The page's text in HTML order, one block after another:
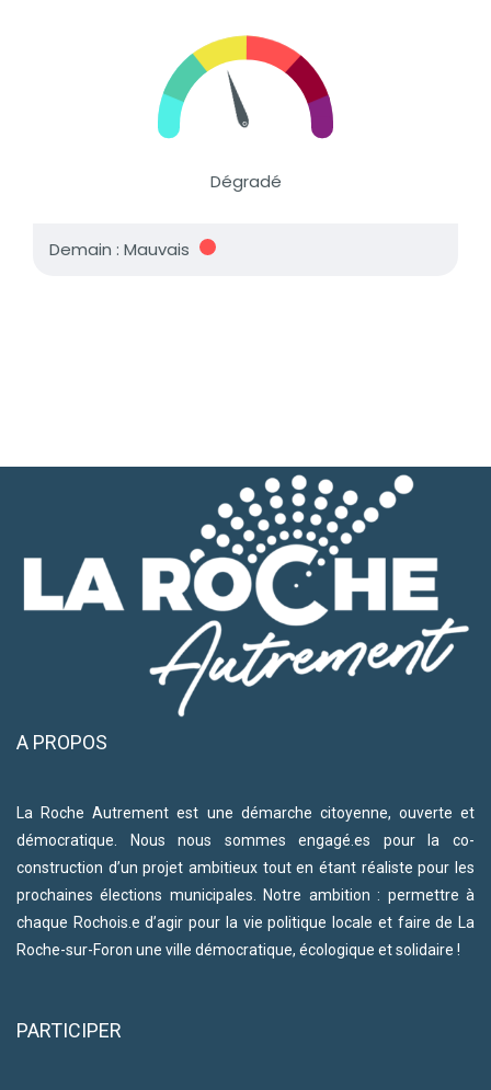
A PROPOS
La Roche Autrement est une démarche citoyenne, ouverte et
démocratique. Nous nous sommes engagé.es pour la co-
construction d’un projet ambitieux tout en étant réaliste pour les
prochaines élections municipales. Notre ambition : permettre à
chaque Rochois.e d’agir pour la vie politique locale et faire de La
Roche-sur-Foron une ville démocratique, écologique et solidaire !
PARTICIPER